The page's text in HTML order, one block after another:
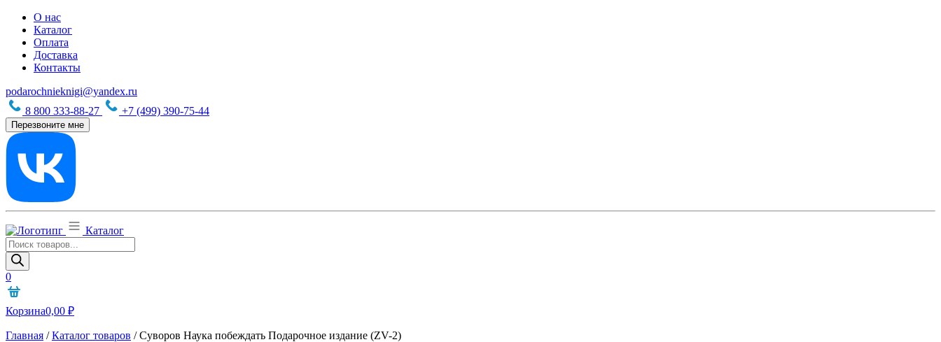
О нас
Каталог
Оплата
Доставка
Контакты
podarochnieknigi@yandex.ru
8 800 333-88-27
+7 (499) 390-75-44
Перезвоните мне
Каталог
Поиск
товаров
0
Корзина0,00 ₽
Главная /Каталог товаров /Суворов Наука побеждать Подарочное издание (ZV-2)